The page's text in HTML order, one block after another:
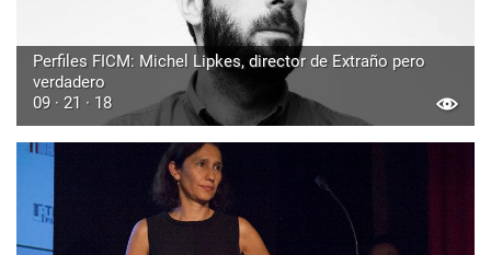
Perfiles FICM: Michel Lipkes, director de Extraño pero
verdadero
09 · 21 · 18